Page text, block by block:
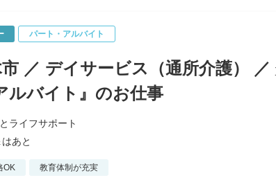
パート・アルバイト
市 ／ デイサービス（通所介護）
ルバイト』のお仕事
ライフサポート
あと
OK 教育体制が充実